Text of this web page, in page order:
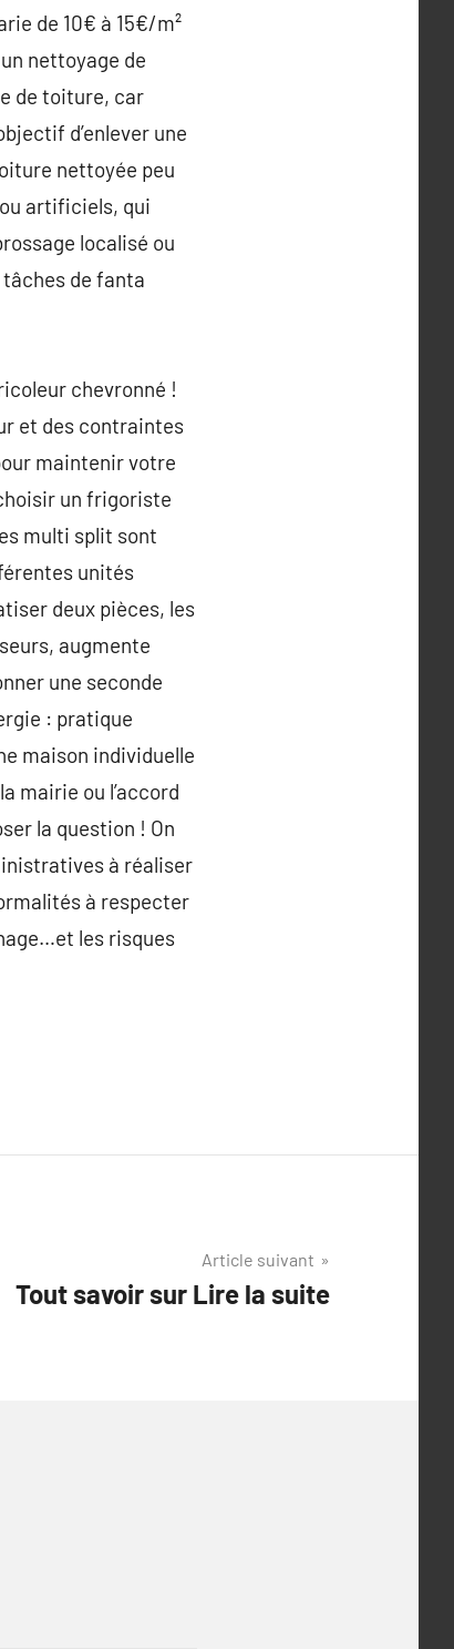
de 10€ à 15€/m²
nettoyage de
de toiture, car
d’enlever une
nettoyée peu
artificiels, qui
localisé ou
de fanta
chevronné !
et des contraintes
maintenir votre
un frigoriste
multi split sont
unités
deux pièces, les
augmente
une seconde
: pratique
maison individuelle
mairie ou l’accord
la question ! On
à réaliser
à respecter
les risques
Article suivant
Tout savoir sur Lire la suite